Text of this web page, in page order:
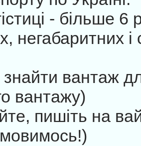
- більше 6
негабаритних
вантаж
вантажу)
пишіть на